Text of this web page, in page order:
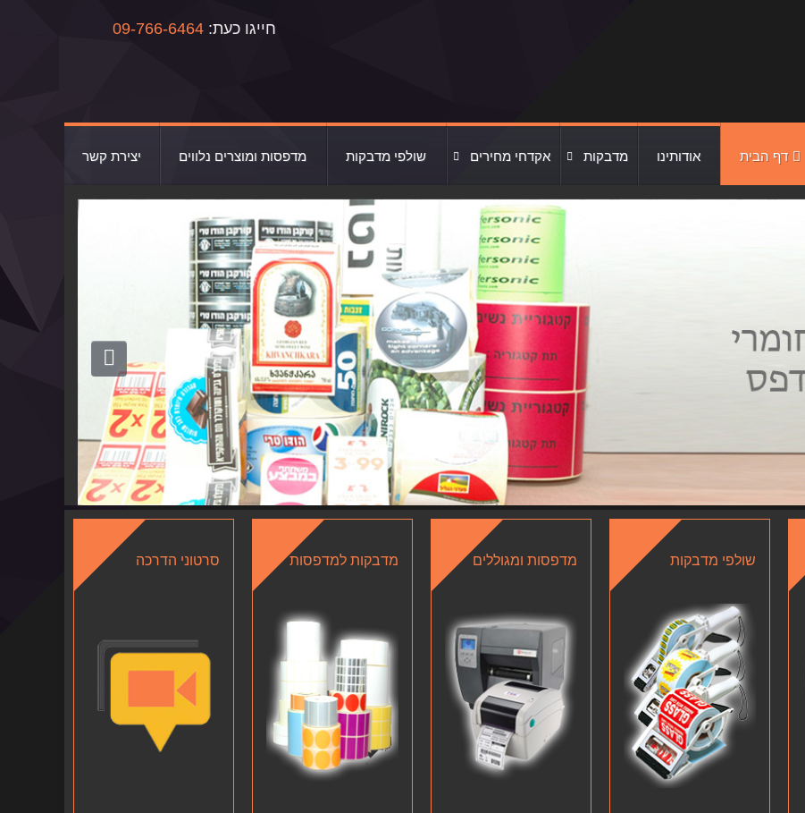
חייגו כעת:09-766-6464
דף הבית אודותינו מדבקות אקדחי מחירים שולפי מדבקות מדפסות ומוצרים נלווים יצירת קשר
סרטוני הדרכה מדבקות למדפסות מדפסות ומגוללים שולפי מדבקות